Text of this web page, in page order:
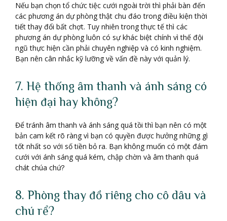
Nếu bạn chọn tổ chức tiệc cưới ngoài trời thì phải bàn đến
các phương án dự phòng thật chu đáo trong điều kiện thời
tiết thay đổi bất chợt. Tuy nhiên trong thực tế thì các
phương án dự phòng luôn có sự khác biệt chính vì thế đội
ngũ thực hiện cần phải chuyên nghiệp và có kinh nghiệm.
Bạn nên cân nhắc kỹ lưỡng về vấn đề này với quản lý.
7. Hệ thống âm thanh và ánh sáng có
hiện đại hay không?
Để tránh âm thanh và ánh sáng quá tồi thì bạn nên có một
bản cam kết rõ ràng vì bạn có quyền được hưởng những gì
tốt nhất so với số tiền bỏ ra. Bạn không muốn có một đám
cưới với ánh sáng quá kém, chập chờn và âm thanh quá
chát chúa chứ?
8. Phòng thay đồ riêng cho cô dâu và
chú rể?